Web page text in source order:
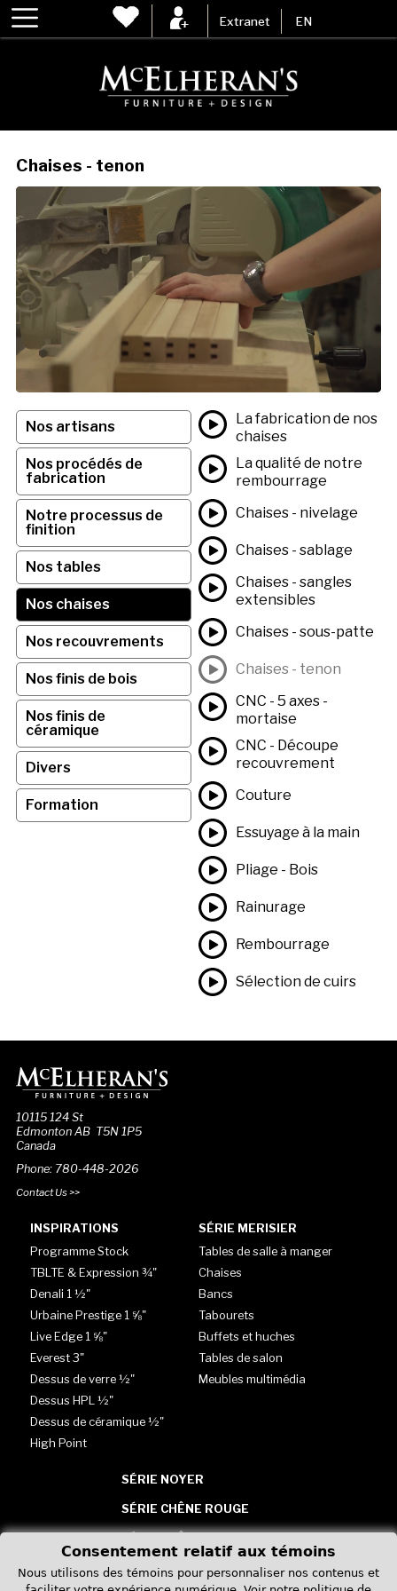
Extranet EN
Chaises - tenon
Nos artisans
Nos procédés de
fabrication
Notre processus de
finition
Nos tables
Nos chaises
Nos recouvrements
Nos finis de bois
Nos finis de
céramique
Divers
Formation
La fabrication de nos
chaises
La qualité de notre
rembourrage
Chaises - nivelage
Chaises - sablage
Chaises - sangles
extensibles
Chaises - sous-patte
Chaises - tenon
CNC - 5 axes -
mortaise
CNC - Découpe
recouvrement
Couture
Essuyage à la main
Pliage - Bois
Rainurage
Rembourrage
Sélection de cuirs
10115 124 St
Edmonton AB T5N 1P5
Canada
Phone: 780-448-2026
Contact Us >>
INSPIRATIONS
Programme Stock
TBLTE & Expression ¾"
Denali 1 ½"
Urbaine Prestige 1 ⅝"
Live Edge 1 ⅝"
Everest 3"
Dessus de verre ½"
Dessus HPL ½"
Dessus de céramique ½"
High Point
SÉRIE MERISIER
Tables de salle à manger
Chaises
Bancs
Tabourets
Buffets et huches
Tables de salon
Meubles multimédia
SÉRIE NOYER
SÉRIE CHÊNE ROUGE
SÉRIE CHÊNE BLANC
TABLES - VERRE, HPL &
CÉRAMIQUE
Consentement relatif aux témoins
Nous utilisons des témoins pour personnaliser nos contenus et